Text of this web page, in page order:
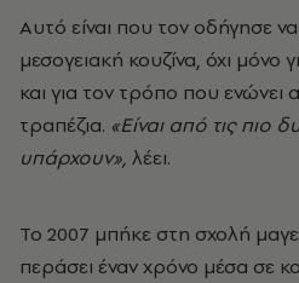
Αυτό είναι που τον οδήγησε
μεσογειακή κουζίνα, όχι μόνο
και για τον τρόπο που
τραπέζια. «Είναι από τις πιο
υπάρχουν», λέει.
Το 2007 μπήκε στη σχολή
περάσει έναν χρόνο μέσα σε